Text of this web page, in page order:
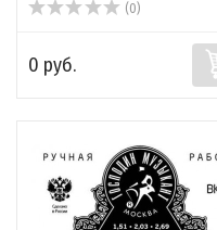
(0)
0 руб.